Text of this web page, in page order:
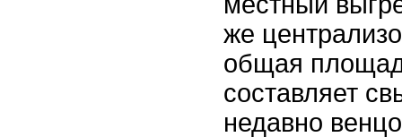
же
общая
составляет
недавно